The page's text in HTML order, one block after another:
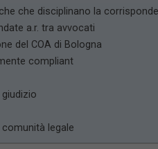
che disciplinano la
a.r. tra avvocati
del COA di Bologna
compliant
giudizio
legale